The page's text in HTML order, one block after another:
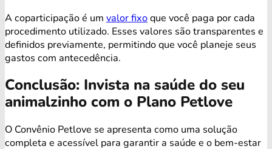
A coparticipação é um valor fixoque você paga por cada
procedimento utilizado. Esses valores são transparentes e
definidos previamente, permitindo que você planeje seus
gastos com antecedência.
Conclusão: Invista na saúde do seu
animalzinho com o Plano Petlove
O Convênio Petlove se apresenta como uma solução
completa e acessível para garantir a saúde e o bem-estar